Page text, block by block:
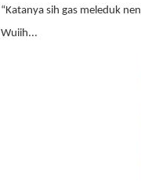
“Katanya sih gas meleduk
Wuiih...